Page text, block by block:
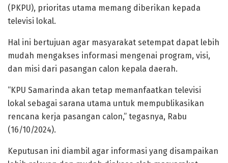
(PKPU), prioritas utama memang diberikan kepada
televisi lokal.
Hal ini bertujuan agar masyarakat setempat dapat lebih
mudah mengakses informasi mengenai program, visi,
dan misi dari pasangan calon kepala daerah.
“KPU Samarinda akan tetap memanfaatkan televisi
lokal sebagai sarana utama untuk mempublikasikan
rencana kerja pasangan calon,” tegasnya, Rabu
(16/10/2024).
Keputusan ini diambil agar informasi yang disampaikan